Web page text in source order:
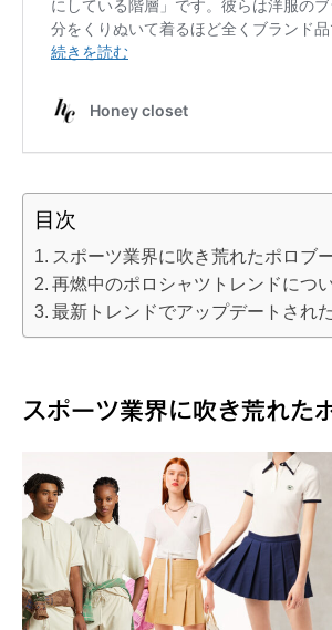
目次
スポーツ業界に吹き荒れたポロブ
再燃中のポロシャツトレンドにつ
最新トレンドでアップデートされ
スポーツ業界に吹き荒れた